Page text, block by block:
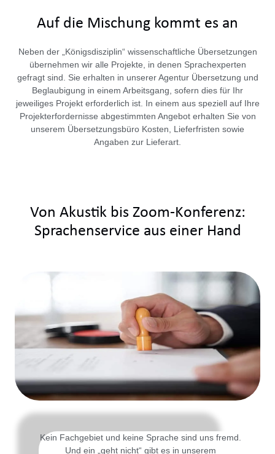
Auf die Mischung kommt es an
Neben der „Königsdisziplin“ wissenschaftliche Übersetzungen
übernehmen wir alle Projekte, in denen Sprachexperten
gefragt sind. Sie erhalten in unserer Agentur Übersetzung und
Beglaubigung in einem Arbeitsgang, sofern dies für Ihr
jeweiliges Projekt erforderlich ist. In einem aus speziell auf Ihre
Projekterfordernisse abgestimmten Angebot erhalten Sie von
unserem Übersetzungsbüro Kosten, Lieferfristen sowie
Angaben zur Lieferart.
Von Akustik bis Zoom-Konferenz:
Sprachenservice aus einer Hand
Kein Fachgebiet und keine Sprache sind uns fremd.
Und ein „geht nicht“ gibt es in unserem